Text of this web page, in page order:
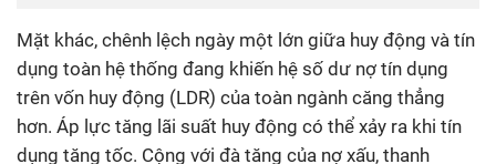
Mặt khác, chênh lệch ngày một lớn giữa huy động và tín
dụng toàn hệ thống đang khiến hệ số dư nợ tín dụng
trên vốn huy động (LDR) của toàn ngành căng thẳng
hơn. Áp lực tăng lãi suất huy động có thể xảy ra khi tín
dụng tăng tốc. Cộng với đà tăng của nợ xấu, thanh